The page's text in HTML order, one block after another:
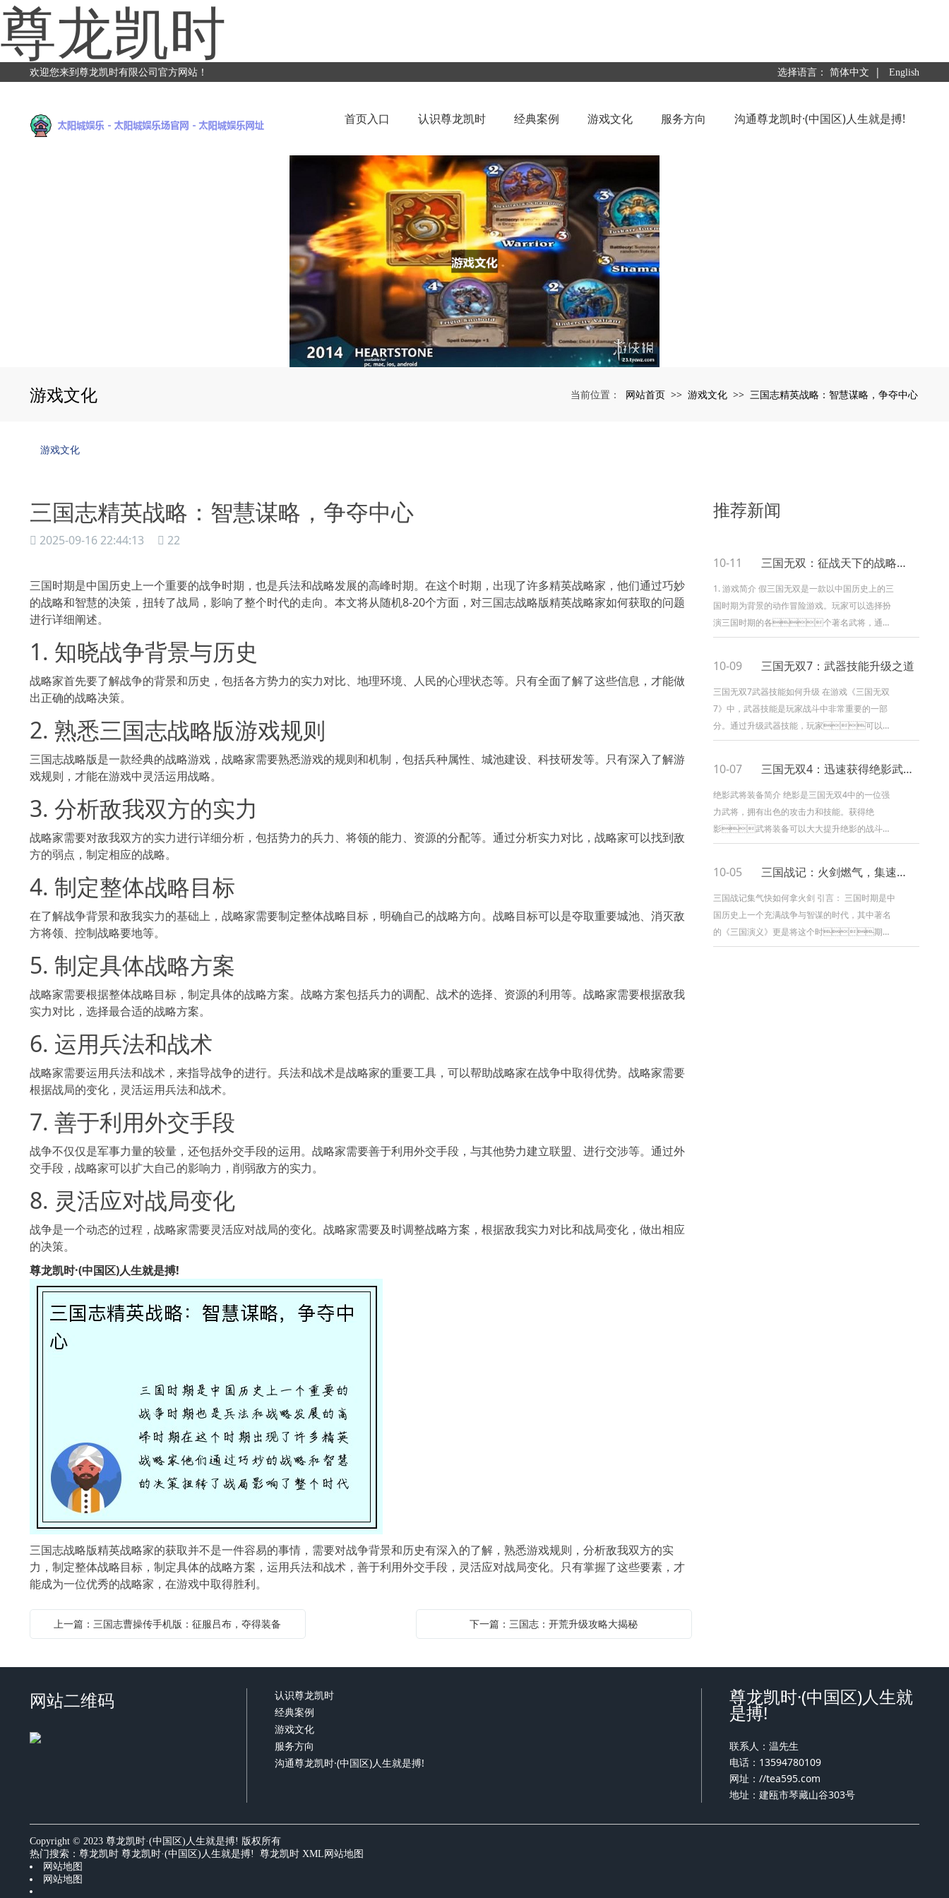
尊龙凯时
欢迎您来到尊龙凯时有限公司官方网站！ 选择语言： 简体中文 | English
首页入口 认识尊龙凯时 经典案例 游戏文化 服务方向 沟通尊龙凯时·(中国区)人生就是搏!
游戏文化 当前位置： 网站首页 >> 游戏文化 >> 三国志精英战略：智慧谋略，争夺中心
游戏文化
三国志精英战略：智慧谋略，争夺中心
2025-09-16 22:44:13 22
三国时期是中国历史上一个重要的战争时期，也是兵法和战略发展的高峰时期。在这个时期，出现了许多精英战略家，他们通过巧妙
的战略和智慧的决策，扭转了战局，影响了整个时代的走向。本文将从随机8-20个方面，对三国志战略版精英战略家如何获取的问题
进行详细阐述。
1. 知晓战争背景与历史
战略家首先要了解战争的背景和历史，包括各方势力的实力对比、地理环境、人民的心理状态等。只有全面了解了这些信息，才能做
出正确的战略决策。
2. 熟悉三国志战略版游戏规则
三国志战略版是一款经典的战略游戏，战略家需要熟悉游戏的规则和机制，包括兵种属性、城池建设、科技研发等。只有深入了解游
戏规则，才能在游戏中灵活运用战略。
3. 分析敌我双方的实力
战略家需要对敌我双方的实力进行详细分析，包括势力的兵力、将领的能力、资源的分配等。通过分析实力对比，战略家可以找到敌
方的弱点，制定相应的战略。
4. 制定整体战略目标
在了解战争背景和敌我实力的基础上，战略家需要制定整体战略目标，明确自己的战略方向。战略目标可以是夺取重要城池、消灭敌
方将领、控制战略要地等。
5. 制定具体战略方案
战略家需要根据整体战略目标，制定具体的战略方案。战略方案包括兵力的调配、战术的选择、资源的利用等。战略家需要根据敌我
实力对比，选择最合适的战略方案。
6. 运用兵法和战术
战略家需要运用兵法和战术，来指导战争的进行。兵法和战术是战略家的重要工具，可以帮助战略家在战争中取得优势。战略家需要
根据战局的变化，灵活运用兵法和战术。
7. 善于利用外交手段
战争不仅仅是军事力量的较量，还包括外交手段的运用。战略家需要善于利用外交手段，与其他势力建立联盟、进行交涉等。通过外
交手段，战略家可以扩大自己的影响力，削弱敌方的实力。
8. 灵活应对战局变化
战争是一个动态的过程，战略家需要灵活应对战局的变化。战略家需要及时调整战略方案，根据敌我实力对比和战局变化，做出相应
的决策。
尊龙凯时·(中国区)人生就是搏!
三国志战略版精英战略家的获取并不是一件容易的事情，需要对战争背景和历史有深入的了解，熟悉游戏规则，分析敌我双方的实
力，制定整体战略目标，制定具体的战略方案，运用兵法和战术，善于利用外交手段，灵活应对战局变化。只有掌握了这些要素，才
能成为一位优秀的战略家，在游戏中取得胜利。
上一篇：三国志曹操传手机版：征服吕布，夺得装备 下一篇：三国志：开荒升级攻略大揭秘
推荐新闻
10-11 三国无双：征战天下的战略之道
1. 游戏简介 假三国无双是一款以中国历史上的三
国时期为背景的动作冒险游戏。玩家可以选择扮
演三国时期的各个著名武将，通过
战斗和策略来统一中国。游戏中有多个角色可供
10-09 三国无双7：武器技能升级之道
三国无双7武器技能如何升级 在游戏《三国无双
7》中，武器技能是玩家战斗中非常重要的一部
分。通过升级武器技能，玩家可以提
升自己的战斗能力，更好地应对各种敌人和挑
述三国无双7武器...
10-07 三国无双4：迅速获得绝影武将装备的秘籍
绝影武将装备简介 绝影是三国无双4中的一位强
力武将，拥有出色的攻击力和技能。获得绝
影武将装备可以大大提升绝影的战斗能
力，使其更加强大。本文将介绍如
得优势。 1...
10-05 三国战记：火剑燃气，集速如风
三国战记集气快如何拿火剑 引言： 三国时期是中
国历史上一个充满战争与智谋的时代，其中著名
的《三国演义》更是将这个时期的
故事传承至今。在游戏《三国战记》中，集气是
网站二维码
认识尊龙凯时
经典案例
游戏文化
服务方向
沟通尊龙凯时·(中国区)人生就是搏!
尊龙凯时·(中国区)人生就
是搏!
联系人：温先生
电话：13594780109
网址：//tea595.com
地址：建瓯市琴藏山谷303号
Copyright © 2023 尊龙凯时·(中国区)人生就是搏! 版权所有
热门搜索： 尊龙凯时 尊龙凯时·(中国区)人生就是搏! 尊龙凯时 XML网站地图
网站地图
网站地图